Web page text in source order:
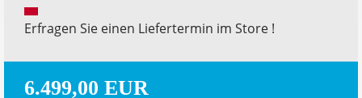
Erfragen Sie einen Liefertermin im Store !
6.499,00 EUR